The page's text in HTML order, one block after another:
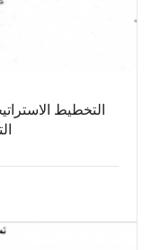
التخطيط